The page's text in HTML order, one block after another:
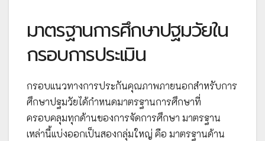
มาตรฐานการศึกษาปฐมวัยใน
กรอบการประเมิน
กรอบแนวทางการประกันคุณภาพภายนอกสำหรับการ
ศึกษาปฐมวัยได้กำหนดมาตรฐานการศึกษาที่
ครอบคลุมทุกด้านของการจัดการศึกษา มาตรฐาน
เหล่านี้แบ่งออกเป็นสองกลุ่มใหญ่ คือ มาตรฐานด้าน